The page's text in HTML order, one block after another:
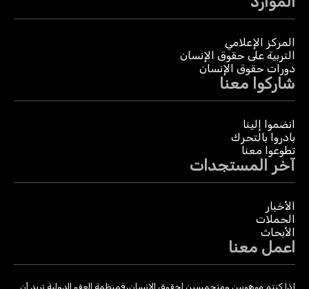
المركز الإعلامي
التربية على حقوق الإنسان
دورات حقوق الإنسان
شاركوا معنا
انضموا إلينا
بادروا بالتحرك
تطوعوا معنا
آخر المستجدات
الأخبار
الحملات
الأبحاث
اعمل معنا
إذا كنتم موهوبين ومتحمسين لحقوق الإنسان، فمنظمة العفو الدولية تريد أن